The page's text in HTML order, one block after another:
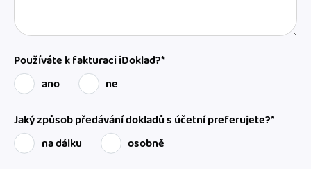
Používáte k fakturaci iDoklad?*
ano
ne
Jaký způsob předávání dokladů s účetní preferujete?*
na dálku
osobně